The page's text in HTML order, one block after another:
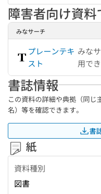
障害者向け資料
みなサーチ
プレーンテキ
スト
みな
用で
書誌情報
この資料の詳細や典拠（同じ
名）等を確認できます。
書
紙
資料種別
図書